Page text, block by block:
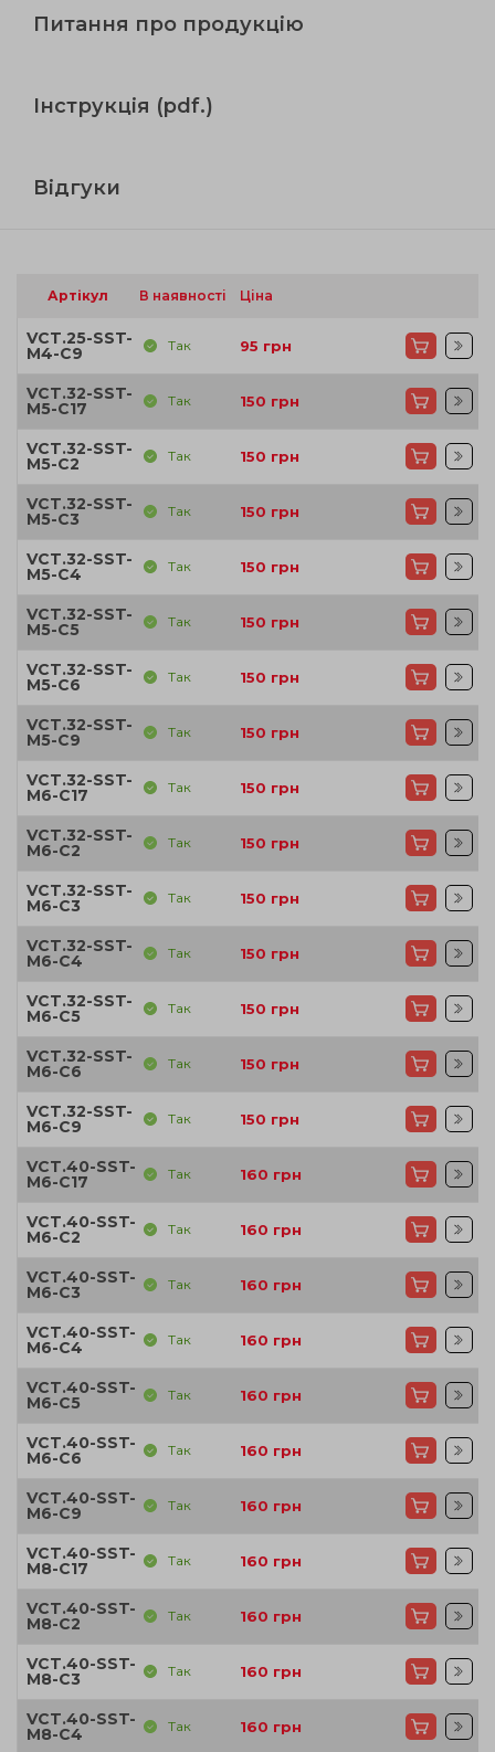
Питання про продукцію
Інструкція (pdf.)
Відгуки
Артікул В наявності Ціна
VCT.25-SST-
M4-C9 Так 95 грн
VCT.32-SST-
M5-C17 Так 150 грн
VCT.32-SST-
M5-C2 Так 150 грн
VCT.32-SST-
M5-C3 Так 150 грн
VCT.32-SST-
M5-C4 Так 150 грн
VCT.32-SST-
M5-C5 Так 150 грн
VCT.32-SST-
M5-C6 Так 150 грн
VCT.32-SST-
M5-C9 Так 150 грн
VCT.32-SST-
M6-C17 Так 150 грн
VCT.32-SST-
M6-C2 Так 150 грн
VCT.32-SST-
M6-C3 Так 150 грн
VCT.32-SST-
M6-C4 Так 150 грн
VCT.32-SST-
M6-C5 Так 150 грн
VCT.32-SST-
M6-C6 Так 150 грн
VCT.32-SST-
M6-C9 Так 150 грн
VCT.40-SST-
M6-C17 Так 160 грн
VCT.40-SST-
M6-C2 Так 160 грн
VCT.40-SST-
M6-C3 Так 160 грн
VCT.40-SST-
M6-C4 Так 160 грн
VCT.40-SST-
M6-C5 Так 160 грн
VCT.40-SST-
M6-C6 Так 160 грн
VCT.40-SST-
M6-C9 Так 160 грн
VCT.40-SST-
M8-C17 Так 160 грн
VCT.40-SST-
M8-C2 Так 160 грн
VCT.40-SST-
M8-C3 Так 160 грн
VCT.40-SST-
M8-C4 Так 160 грн